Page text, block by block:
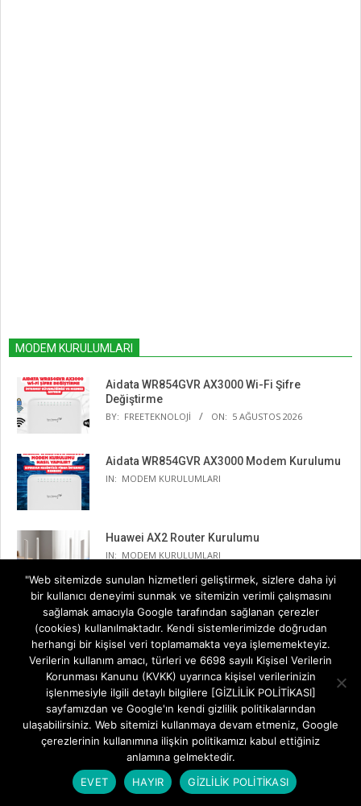
MODEM KURULUMLARI
Aidata WR854GVR AX3000 Wi-Fi Şifre
Değiştirme
BY: FREETEKNOLOJI ON: 5 AĞUSTOS 2026
Aidata WR854GVR AX3000 Modem Kurulumu
IN: MODEM KURULUMLARI
Huawei AX2 Router Kurulumu
IN: MODEM KURULUMLARI
TP-Link Archer BE230 Kurulumu
IN: MODEM KURULUMLARI
Tenda RX9 Pro Wi-Fi Şifresi Değiştirme
IN: MODEM KURULUMLARI
"Web sitemizde sunulan hizmetleri geliştirmek, sizlere daha iyi
bir kullanıcı deneyimi sunmak ve sitemizin verimli çalışmasını
sağlamak amacıyla Google tarafından sağlanan çerezler
(cookies) kullanılmaktadır. Kendi sistemlerimizde doğrudan
herhangi bir kişisel veri toplamamakta veya işlememekteyiz.
Verilerin kullanım amacı, türleri ve 6698 sayılı Kişisel Verilerin
Korunması Kanunu (KVKK) uyarınca kişisel verilerinizin
işlenmesiyle ilgili detaylı bilgilere [GİZLİLİK POLİTİKASI]
sayfamızdan ve Google'ın kendi gizlilik politikalarından
ulaşabilirsiniz. Web sitemizi kullanmaya devam etmeniz, Google
çerezlerinin kullanımına ilişkin politikamızı kabul ettiğiniz
anlamına gelmektedir.
EVET
HAYIR GİZLİLİK POLİTİKASI